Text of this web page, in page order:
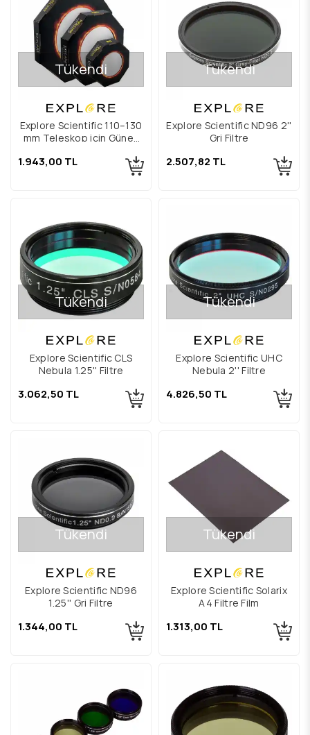
Tükendi
Explore Scientific 110–130
mm Teleskop için Güneş
1.943,00 TL
Tükendi
Explore Scientific ND96 2''
Gri Filtre
2.507,82 TL
Tükendi
Explore Scientific CLS
Nebula 1.25'' Filtre
3.062,50 TL
Tükendi
Explore Scientific UHC
Nebula 2'' Filtre
4.826,50 TL
Tükendi
Explore Scientific ND96
1.25'' Gri Filtre
1.344,00 TL
Tükendi
Explore Scientific Solarix
A4 Filtre Film
1.313,00 TL